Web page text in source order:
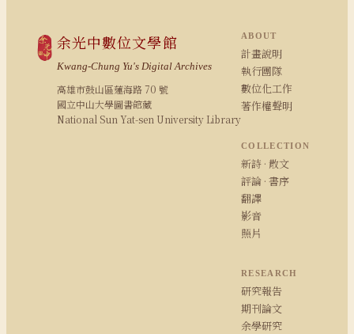
余光中數位文學館
Kwang-Chung Yu's Digital Archives
高雄市鼓山區蓮海路 70 號
國立中山大學圖書館藏
National Sun Yat-sen University Library
ABOUT
計畫說明
執行團隊
數位化工作
著作權聲明
COLLECTION
新詩 · 散文
評論 · 書序
翻譯
影音
照片
RESEARCH
研究報告
期刊論文
余學研究